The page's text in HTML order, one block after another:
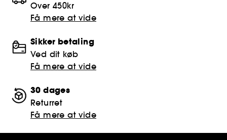
Over 450kr
Få mere at vide
Sikker betaling
Ved dit køb
Få mere at vide
30 dages
Returret
Få mere at vide